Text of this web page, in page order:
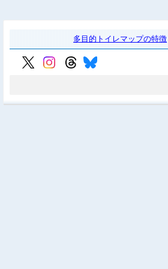
多目的トイレマップの特徴